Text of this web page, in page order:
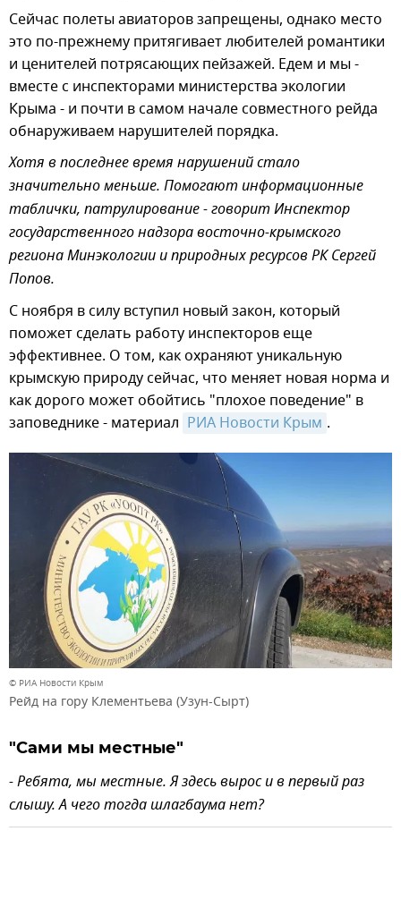
Сейчас полеты авиаторов запрещены, однако место
это по-прежнему притягивает любителей романтики
и ценителей потрясающих пейзажей. Едем и мы -
вместе с инспекторами министерства экологии
Крыма - и почти в самом начале совместного рейда
обнаруживаем нарушителей порядка.
Хотя в последнее время нарушений стало
значительно меньше. Помогают информационные
таблички, патрулирование - говорит Инспектор
государственного надзора восточно-крымского
региона Минэкологии и природных ресурсов РК Сергей
Попов.
С ноября в силу вступил новый закон, который
поможет сделать работу инспекторов еще
эффективнее. О том, как охраняют уникальную
крымскую природу сейчас, что меняет новая норма и
как дорого может обойтись "плохое поведение" в
заповеднике - материал РИА Новости Крым .
© РИА Новости Крым
Рейд на гору Клементьева (Узун-Сырт)
"Сами мы местные"
- Ребята, мы местные. Я здесь вырос и в первый раз
слышу. А чего тогда шлагбаума нет?